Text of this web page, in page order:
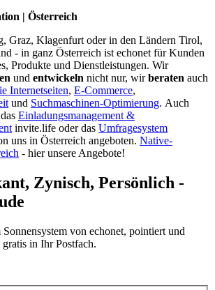
| Österreich
Graz, Klagenfurt oder in den Ländern Tirol,
- in ganz Österreich ist echonet für Kunden
Produkte und Dienstleistungen. Wir
und entwickeln nicht nur, wirberaten auch
Internetseiten, E-Commerce,
und Suchmaschinen-Optimierung. Auch
Einladungsmanagement &
invite.life oder das Umfragesystem
uns in Österreich angeboten. Native-
- hier unsere Angebote!
Zynisch, Persönlich -
von echonet, pointiert und
in Ihr Postfach.